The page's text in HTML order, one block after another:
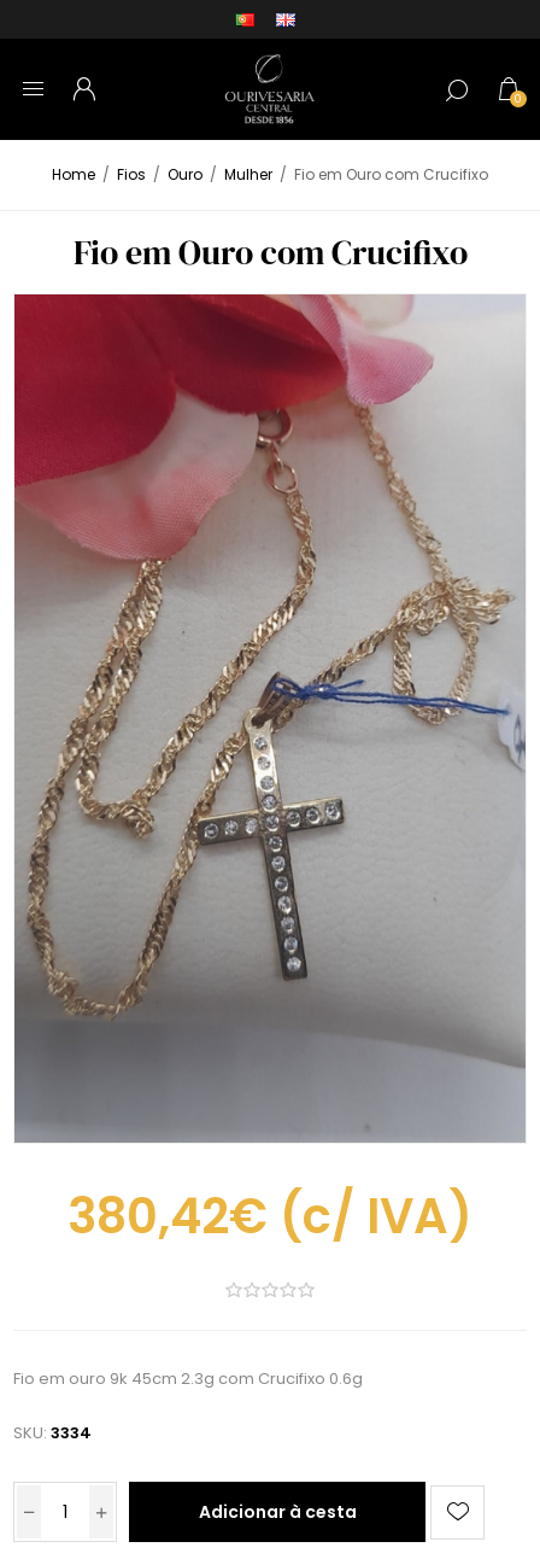
0
Home / Fios / Ouro / Mulher / Fio em Ouro com Crucifixo
Fio em Ouro com Crucifixo
380,42€ (c/ IVA)
Fio em ouro 9k 45cm 2.3g com Crucifixo 0.6g
SKU: 3334
Adicionar à cesta